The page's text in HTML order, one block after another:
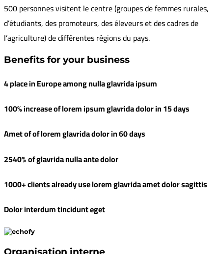
500 personnes visitent le centre (groupes de femmes rurales,
d’étudiants, des promoteurs, des éleveurs et des cadres de
l’agriculture) de différentes régions du pays.
Benefits for your business
4 place in Europe among nulla glavrida ipsum
100% increase of lorem ipsum glavrida dolor in 15 days
Amet of of lorem glavrida dolor in 60 days
2540% of glavrida nulla ante dolor
1000+ clients already use lorem glavrida amet dolor sagittis
Dolor interdum tincidunt eget